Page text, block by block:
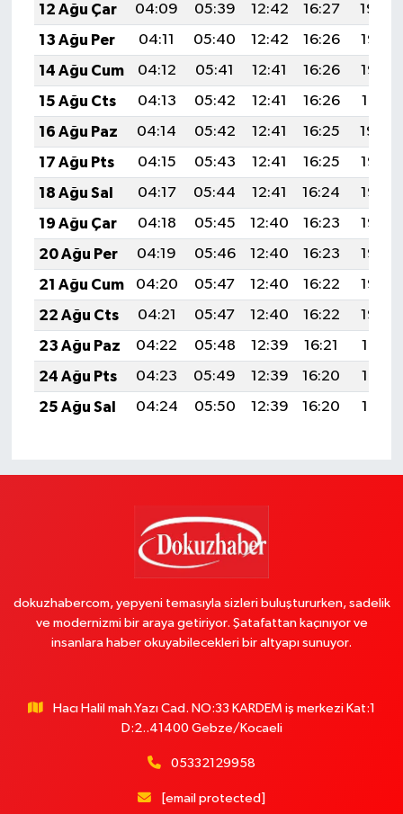
12 Ağu Çar
04:09 05:39 12:42 16:27
19:34
13 Ağu Per
04:11 05:40 12:42 16:26
19:33
14 Ağu Cum
04:12 05:41 12:41 16:26
19:32
15 Ağu Cts
04:13 05:42 12:41 16:26
19:31
16 Ağu Paz
04:14 05:42 12:41 16:25
19:30
17 Ağu Pts
04:15 05:43 12:41 16:25
19:28
18 Ağu Sal
04:17 05:44 12:41 16:24
19:27
19 Ağu Çar
04:18 05:45 12:40 16:23
19:26
20 Ağu Per
04:19 05:46 12:40 16:23
19:25
21 Ağu Cum
04:20 05:47 12:40 16:22
19:23
22 Ağu Cts
04:21 05:47 12:40 16:22
19:22
23 Ağu Paz
04:22 05:48 12:39 16:21
19:21
24 Ağu Pts
04:23 05:49 12:39 16:20
19:19
25 Ağu Sal
04:24 05:50 12:39 16:20 19:18
dokuzhabercom, yepyeni temasıyla sizleri buluştururken, sadelik
ve modernizmi bir araya getiriyor. Şatafattan kaçınıyor ve
insanlara haber okuyabilecekleri bir altyapı sunuyor.
Hacı Halil mah.Yazı Cad. NO:33 KARDEM iş merkezi Kat:1
D:2..41400 Gebze/Kocaeli
05332129958
[email protected]